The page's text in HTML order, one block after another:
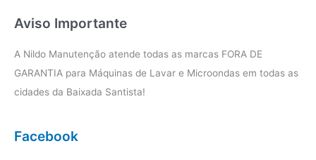
a
m
Aviso Importante
A Nildo Manutenção atende todas as marcas FORA DE
GARANTIA para Máquinas de Lavar e Microondas em todas as
cidades da Baixada Santista!
Facebook